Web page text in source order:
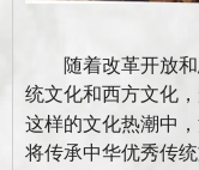
随着改革开放
统文化和西方文化
这样的文化热潮中
将传承中华优秀传